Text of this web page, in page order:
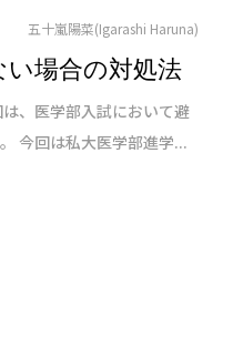
五十嵐陽菜(Igarashi Haruna)
場合の対処法
、医学部入試において避
今回は私大医学部進学...